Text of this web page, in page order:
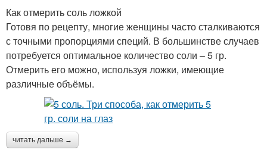
Как отмерить соль ложкой
Готовя по рецепту, многие женщины часто сталкиваются
с точными пропорциями специй. В большинстве случаев
потребуется оптимальное количество соли – 5 гр.
Отмерить его можно, используя ложки, имеющие
различные объёмы.
читать дальше →